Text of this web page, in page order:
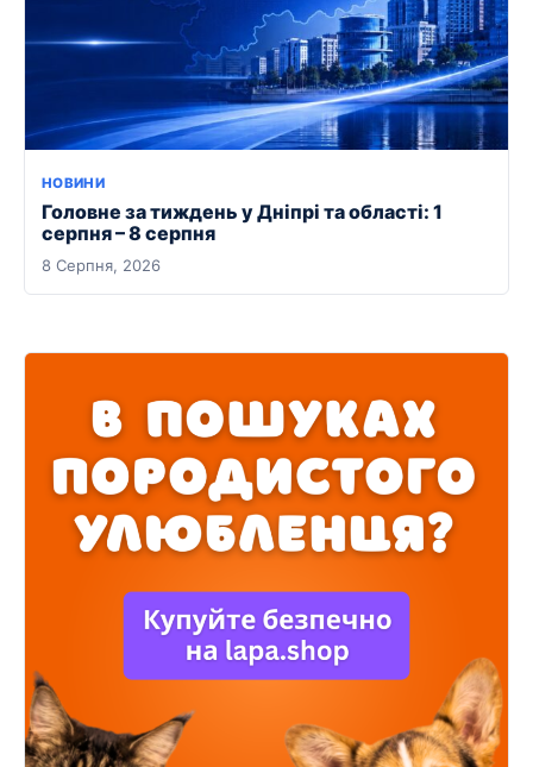
НОВИНИ
Головне за тиждень у Дніпрі та області: 1
серпня – 8 серпня
8 Серпня, 2026